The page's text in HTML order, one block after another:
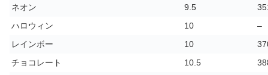
ネオン
9.5
ハロウィン
10
–
レインボー
10
チョコレート
10.5